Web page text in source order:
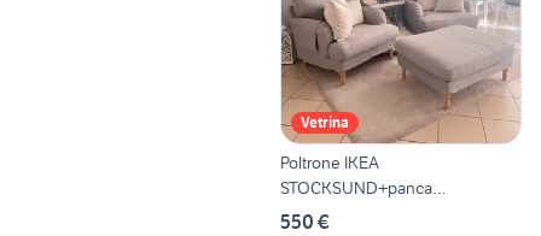
Vetrina
Poltrone IKEA
STOCKSUND+panca
contenitore+fodere
550 €